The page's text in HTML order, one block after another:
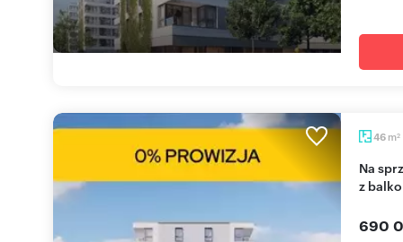
46 m2
Na sprzedaż nowoczesne 2-pokojowe mieszkanie
z
690